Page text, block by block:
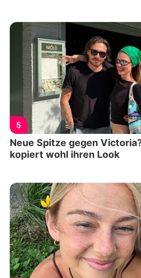
5
Neue Spitze gegen
kopiert wohl ihren Look